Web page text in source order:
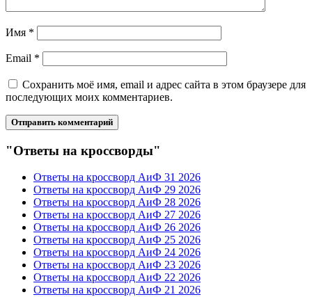
Имя *
Email *
Сохранить моё имя, email и адрес сайта в этом браузере для
последующих моих комментариев.
"Ответы на кроссворды"
Ответы на кроссворд АиФ 31 2026
Ответы на кроссворд АиФ 29 2026
Ответы на кроссворд АиФ 28 2026
Ответы на кроссворд АиФ 27 2026
Ответы на кроссворд АиФ 26 2026
Ответы на кроссворд АиФ 25 2026
Ответы на кроссворд АиФ 24 2026
Ответы на кроссворд АиФ 23 2026
Ответы на кроссворд АиФ 22 2026
Ответы на кроссворд АиФ 21 2026